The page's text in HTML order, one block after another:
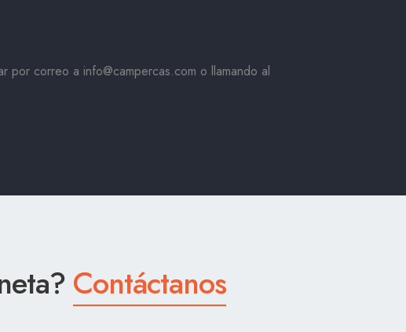
correo a info@campercas.com o llamando al
Contáctanos